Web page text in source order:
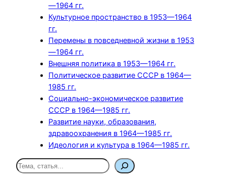
—1964 гг.
Культурное пространство в 1953—1964
гг.
Перемены в повседневной жизни в 1953
—1964 гг.
Внешняя политика в 1953—1964 гг.
Политическое развитие СССР в 1964—
1985 гг.
Социально-экономическое развитие
СССР в 1964—1985 гг.
Развитие науки, образования,
здравоохранения в 1964—1985 гг.
Идеология и культура в 1964—1985 гг.
П
о